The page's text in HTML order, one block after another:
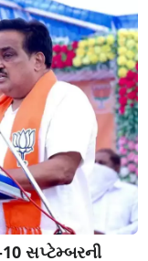
સપ્ટેમ્બરની